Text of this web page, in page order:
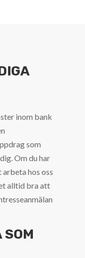
inom bank
som
Om du har
hos oss
alltid bra att